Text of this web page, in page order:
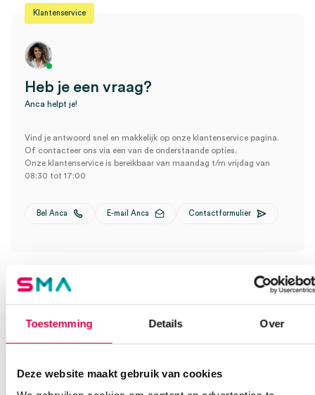
Toestemming Details Over
Deze website maakt gebruik van cookies
Klantenservice
Heb je een vraag?
Anca helpt je!
Vind je antwoord snel en makkelijk op onze klantenservice pagina.
Of contacteer ons via een van de onderstaande opties.
Onze klantenservice is bereikbaar van maandag t/m vrijdag van
08:30 tot 17:00
Bel Anca E-mail Anca Contactformulier
Ook interessant